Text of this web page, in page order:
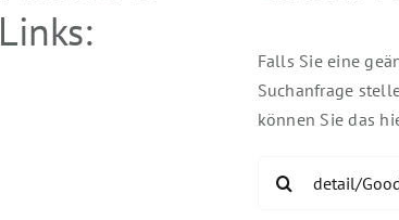
Links:
Falls Sie eine
Suchanfrage
können Sie das